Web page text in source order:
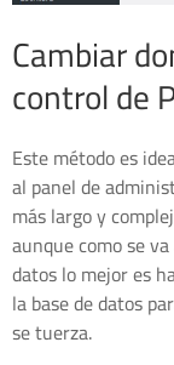
Cambiar
control de
Este método es
al panel de
más largo y
aunque como se
datos lo mejor es
la base de datos
se tuerza.